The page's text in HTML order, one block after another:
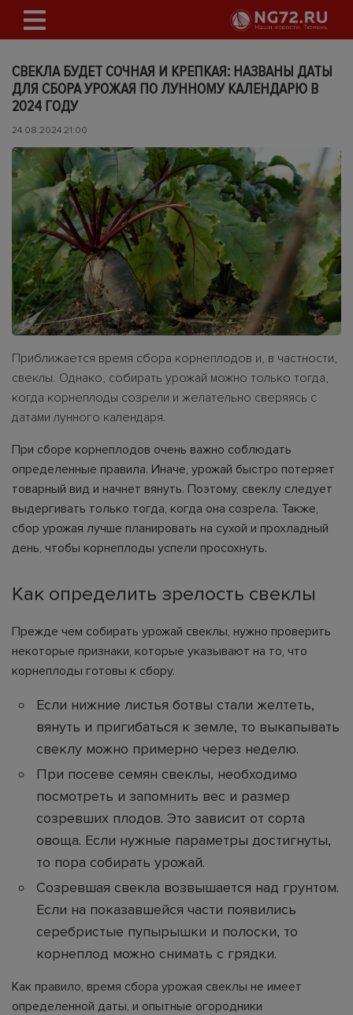
СВЕКЛА БУДЕТ СОЧНАЯ И КРЕПКАЯ: НАЗВАНЫ ДАТЫ
ДЛЯ СБОРА УРОЖАЯ ПО ЛУННОМУ КАЛЕНДАРЮ В
2024 ГОДУ
24.08.2024 21:00
Приближается время сбора корнеплодов и, в частности,
свеклы. Однако, собирать урожай можно только тогда,
когда корнеплоды созрели и желательно сверяясь с
датами лунного календаря.
При сборе корнеплодов очень важно соблюдать
определенные правила. Иначе, урожай быстро потеряет
товарный вид и начнет вянуть. Поэтому, свеклу следует
выдергивать только тогда, когда она созрела. Также,
сбор урожая лучше планировать на сухой и прохладный
день, чтобы корнеплоды успели просохнуть.
Как определить зрелость свеклы
Прежде чем собирать урожай свеклы, нужно проверить
некоторые признаки, которые указывают на то, что
корнеплоды готовы к сбору.
Если нижние листья ботвы стали желтеть,
вянуть и пригибаться к земле, то выкапывать
свеклу можно примерно через неделю.
При посеве семян свеклы, необходимо
посмотреть и запомнить вес и размер
созревших плодов. Это зависит от сорта
овоща. Если нужные параметры достигнуты,
то пора собирать урожай.
Созревшая свекла возвышается над грунтом.
Если на показавшейся части появились
серебристые пупырышки и полоски, то
корнеплод можно снимать с грядки.
Как правило, время сбора урожая свеклы не имеет
определенной даты, и опытные огородники